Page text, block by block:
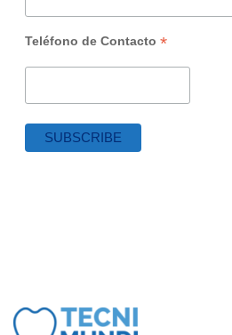
Teléfono de Contacto *